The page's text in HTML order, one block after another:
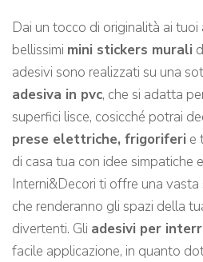
Dai un tocco di originalità ai tuoi
bellissimi mini stickers murali
adesivi sono realizzati su una
adesiva in pvc, che si adatta
superfici lisce, cosicché potrai
prese elettriche, frigoriferi e
di casa tua con idee simpatiche
Interni&Decori ti offre una vasta
che renderanno gli spazi della
divertenti. Gli adesivi per
facile applicazione, in quanto